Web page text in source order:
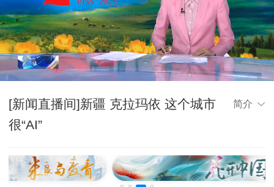
[新闻直播间]新疆 克拉玛依 这个城市
很“AI”
简介